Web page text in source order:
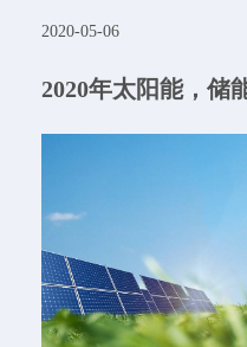
2020-05-06
2020年太阳能，储